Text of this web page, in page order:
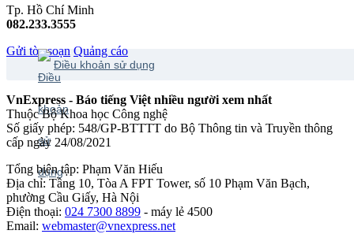
Tp. Hồ Chí Minh
082.233.3555
Gửi tòa soạn Quảng cáo
Điều khoản sử dụng
VnExpress - Báo tiếng Việt nhiều người xem nhất
Thuộc Bộ Khoa học Công nghệ
Số giấy phép: 548/GP-BTTTT do Bộ Thông tin và Truyền thông
cấp ngày 24/08/2021
Tổng biên tập: Phạm Văn Hiếu
Địa chỉ: Tầng 10, Tòa A FPT Tower, số 10 Phạm Văn Bạch,
phường Cầu Giấy, Hà Nội
Điện thoại: 024 7300 8899 - máy lẻ 4500
Email: webmaster@vnexpress.net